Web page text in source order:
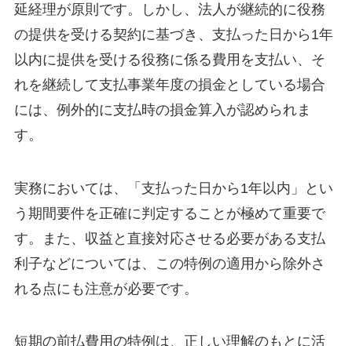
延経理が原則です。しかし、法人が継続的に役務
の提供を受ける契約に基づき、支払った日から1年
以内に提供を受ける役務に係る費用を支払い、そ
れを継続して支払事業年度の損金としている場合
には、例外的に支払時の損金算入が認められま
す。
実務においては、「支払った日から1年以内」とい
う期間要件を正確に判定することが極めて重要で
す。また、収益と直接対応させる必要がある支払
利子などについては、この特例の適用から除外さ
れる点にも注意が必要です。
短期の前払費用の特例は、正しい理解のもとに活